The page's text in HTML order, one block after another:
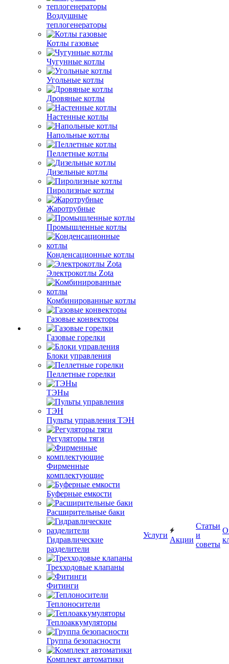
Воздушные
теплогенераторы
Котлы газовые
Чугунные котлы
Угольные котлы
Дровяные котлы
Настенные котлы
Напольные котлы
Пеллетные котлы
Дизельные котлы
Пиролизные котлы
Жаротрубные
Промышленные котлы
Конденсационные котлы
Электрокотлы Zota
Комбинированные котлы
Газовые конвекторы
Газовые горелки
Блоки управления
Пеллетные горелки
ТЭНы
Пульты управления ТЭН
Регуляторы тяги
Фирменные
комплектующие
Буферные емкости
Расширительные баки
Гидравлические
разделители
Трехходовые клапаны
Фитинги
Теплоносители
Теплоаккумуляторы
Группа безопасности
Комплект автоматики
Услуги
Акции
Статьи
и
советы